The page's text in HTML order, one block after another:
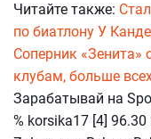
Читайте также:
по биатлону У
Соперник «Зенита»
клубам, больше
Зарабатывай на
% korsika17 [4]